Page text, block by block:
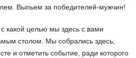
Выпьем за победителей-мужчин!
какой целью мы здесь с вами
столом. Мы собрались здесь,
и отметить событие, ради которого